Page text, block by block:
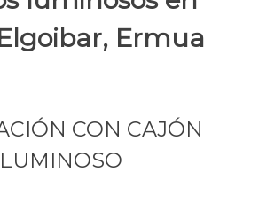
Ermua
CON CAJÓN
LUMINOSO